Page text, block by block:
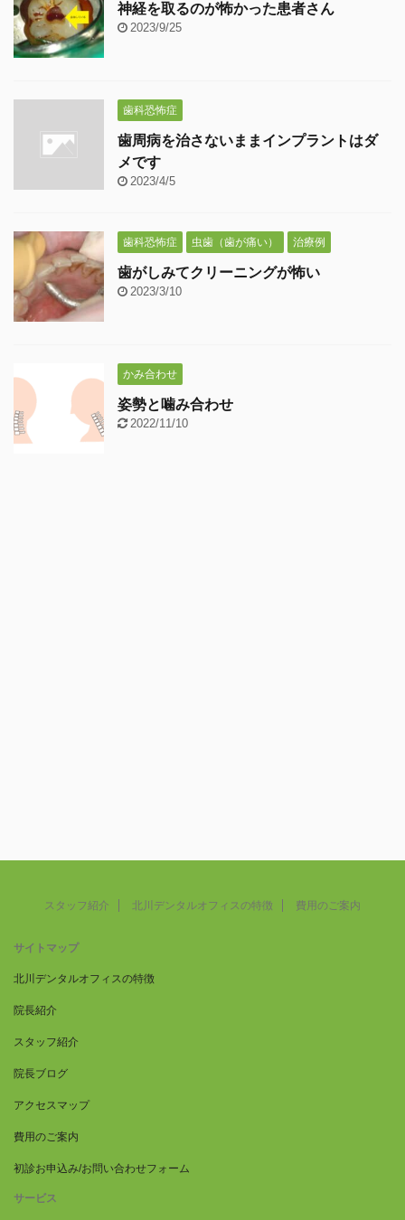
神経を取るのが怖かった患者さん
2023/9/25
歯科恐怖症
歯周病を治さないままインプラントはダ
メです
2023/4/5
歯科恐怖症 虫歯（歯が痛い） 治療例
歯がしみてクリーニングが怖い
2023/3/10
かみ合わせ
姿勢と噛み合わせ
2022/11/10
スタッフ紹介 北川デンタルオフィスの特徴 費用のご案内
サイトマップ
北川デンタルオフィスの特徴
院長紹介
スタッフ紹介
院長ブログ
アクセスマップ
費用のご案内
初診お申込み/お問い合わせフォーム
サービス